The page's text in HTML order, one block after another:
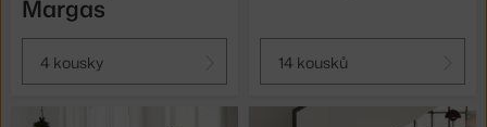
Margas
4 kousky 14 kousků